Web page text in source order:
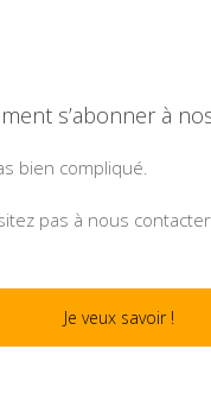
s’abonner à
bien compliqué.
pas à nous contacter
Je veux savoir !